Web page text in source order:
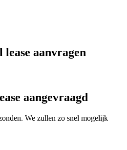
aanvragen
aangevraagd
We zullen zo snel mogelijk